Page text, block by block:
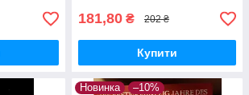
181,80 ₴ 202 ₴
Купити
Новинка
–10%